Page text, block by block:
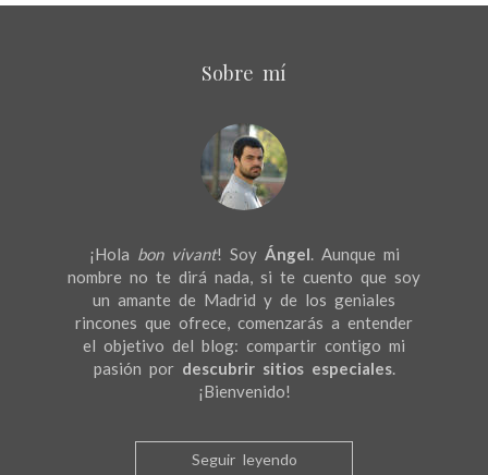
Sobre mí
¡Hola bon vivant! Soy Ángel. Aunque mi
nombre no te dirá nada, si te cuento que soy
un amante de Madrid y de los geniales
rincones que ofrece, comenzarás a entender
el objetivo del blog: compartir contigo mi
pasión por descubrir sitios especiales.
¡Bienvenido!
Seguir leyendo